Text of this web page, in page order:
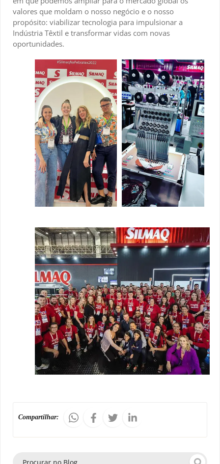
valores que moldam o nosso negócio e o nosso
propósito: viabilizar tecnologia para impulsionar a
Indústria Têxtil e transformar vidas com novas
oportunidades.
Compartilhar: